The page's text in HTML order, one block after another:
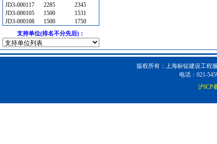
供水设备
[采购中]
钢材 [采购中]
光源灯具 [采购中]
给排水阀门
供水设备 [采购中]
水泵 [采购中]
JD3-000117
2285
2345
JD3-000105
1500
1531
JD3-000108
1500
1750
支持单位(排名不分先后)：
版权所有：上海标锭建设工程
电话：021-
沪ICP